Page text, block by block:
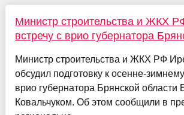
Министр строительства и ЖКХ
встречу с врио губернатора
Министр строительства и ЖКХ РФ
обсудил подготовку к осенне-
врио губернатора Брянской области
Ковальчуком. Об этом сообщили в